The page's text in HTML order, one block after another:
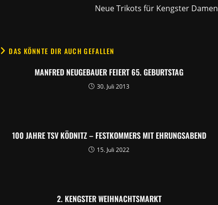
Neue Trikots für Kengster Damen
DAS KÖNNTE DIR AUCH GEFALLEN
MANFRED NEUGEBAUER FEIERT 65. GEBURTSTAG
30. Juli 2013
100 JAHRE TSV KÖDNITZ – FESTKOMMERS MIT EHRUNGSABEND
15. Juli 2022
2. KENGSTER WEIHNACHTSMARKT